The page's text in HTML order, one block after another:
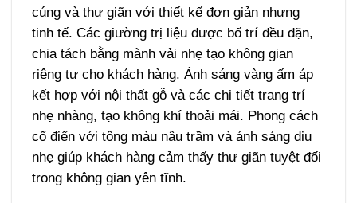
cúng và thư giãn với thiết kế đơn giản nhưng
tinh tế. Các giường trị liệu được bố trí đều đặn,
chia tách bằng mành vải nhẹ tạo không gian
riêng tư cho khách hàng. Ánh sáng vàng ấm áp
kết hợp với nội thất gỗ và các chi tiết trang trí
nhẹ nhàng, tạo không khí thoải mái. Phong cách
cổ điển với tông màu nâu trầm và ánh sáng dịu
nhẹ giúp khách hàng cảm thấy thư giãn tuyệt đối
trong không gian yên tĩnh.